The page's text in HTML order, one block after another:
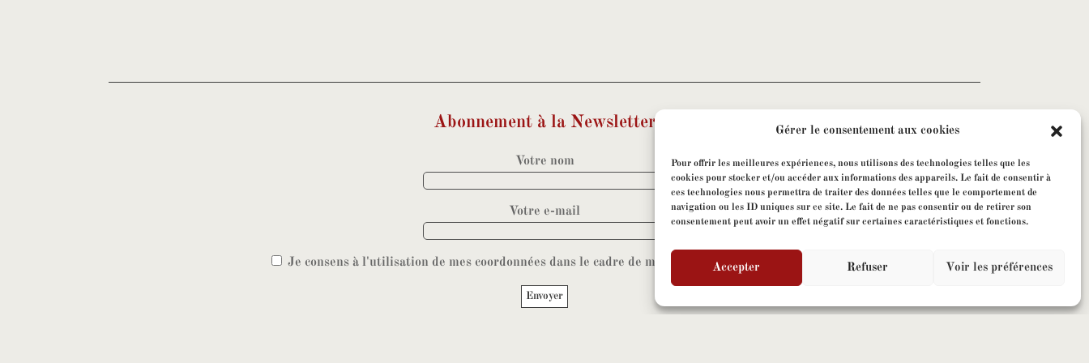
Gérer le consentement aux cookies
Pour offrir les meilleures expériences, nous utilisons des technologies telles que les
cookies pour stocker et/ou accéder aux informations des appareils. Le fait de consentir à
ces technologies nous permettra de traiter des données telles que le comportement de
navigation ou les ID uniques sur ce site. Le fait de ne pas consentir ou de retirer son
consentement peut avoir un effet négatif sur certaines caractéristiques et fonctions.
Accepter Refuser Voir les préférences
Abonnement à la Newsletter
Votre nom
Votre e-mail
Je consens à l'utilisation de mes coordonnées dans le cadre de mon abonnement à la newsletter.